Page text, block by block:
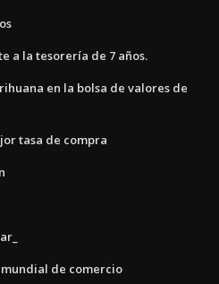
a la tesorería de 7 años.
en la bolsa de valores de
tasa de compra
de comercio